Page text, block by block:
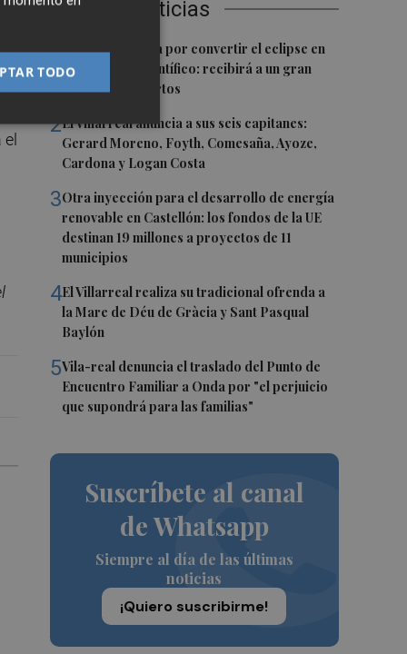
Últimas Noticias
1Castelló apuesta por convertir el eclipse en
un referente científico: recibirá a un gran
equipo de expertos
2El Villarreal anuncia a sus seis capitanes:
Gerard Moreno, Foyth, Comesaña, Ayoze,
Cardona y Logan Costa
3Otra inyección para el desarrollo de energía
renovable en Castellón: los fondos de la UE
destinan 19 millones a proyectos de 11
municipios
4El Villarreal realiza su tradicional ofrenda a
la Mare de Déu de Gràcia y Sant Pasqual
Baylón
5Vila-real denuncia el traslado del Punto de
Encuentro Familiar a Onda por "el perjuicio
que supondrá para las familias"
Suscríbete al canal
de Whatsapp
Siempre al día de las últimas
noticias
¡Quiero suscribirme!
y
TODO